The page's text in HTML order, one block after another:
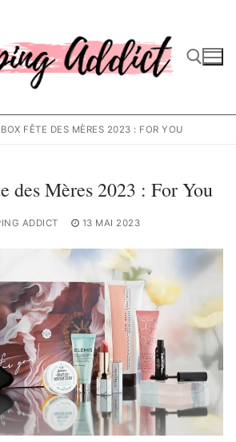
Rechercher :
FÊTE DES MÈRES 2023 : FOR YOU
des Mères 2023 : For You
ADDICT 13 MAI 2023